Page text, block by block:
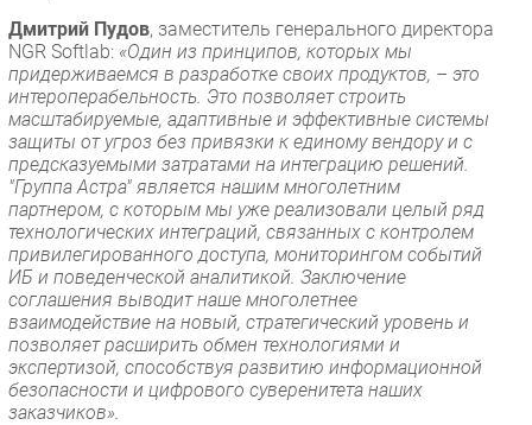
Дмитрий Пудов, заместитель генерального директора
NGR Softlab: «Один из принципов, которых мы
придерживаемся в разработке своих продуктов, – это
интероперабельность. Это позволяет строить
масштабируемые, адаптивные и эффективные системы
защиты от угроз без привязки к единому вендору и с
предсказуемыми затратами на интеграцию решений.
"Группа Астра" является нашим многолетним
партнером, с которым мы уже реализовали целый ряд
технологических интеграций, связанных с контролем
привилегированного доступа, мониторингом событий
ИБ и поведенческой аналитикой. Заключение
соглашения выводит наше многолетнее
взаимодействие на новый, стратегический уровень и
позволяет расширить обмен технологиями и
экспертизой, способствуя развитию информационной
безопасности и цифрового суверенитета наших
заказчиков».